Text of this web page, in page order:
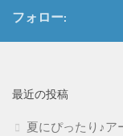
フォロー:
最近の投稿
夏にぴったり♪ア